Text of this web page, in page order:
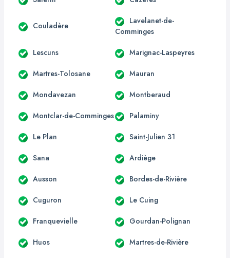
Couladère
Lavelanet-de-
Comminges
Lescuns Marignac-Laspeyres
Martres-Tolosane Mauran
Mondavezan Montberaud
Montclar-de-Comminges Palaminy
Le Plan Saint-Julien 31
Sana Ardiège
Ausson Bordes-de-Rivière
Cuguron Le Cuing
Franquevielle Gourdan-Polignan
Huos Martres-de-Rivière